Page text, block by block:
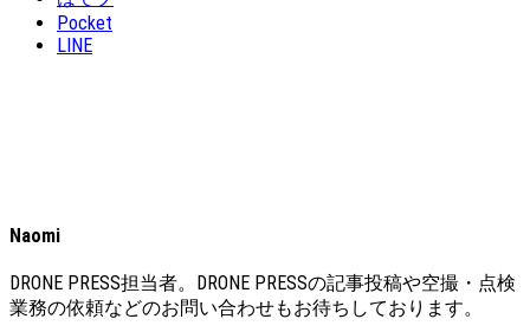
Pocket
LINE
Naomi
DRONE PRESS担当者。DRONE PRESSの記事投稿や空撮・点検
業務の依頼などのお問い合わせもお待ちしております。